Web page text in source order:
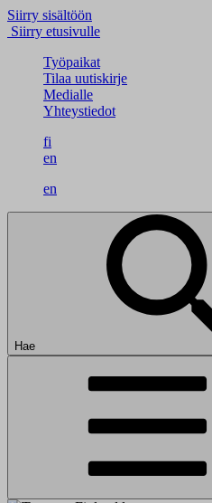
Siirry sisältöön
Siirry etusivulle
Työpaikat
Tilaa uutiskirje
Medialle
Yhteystiedot
fi
en
en
Hae